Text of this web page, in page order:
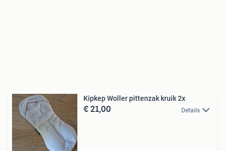
Kipkep Woller pittenzak kruik 2x
€ 21,00 Details